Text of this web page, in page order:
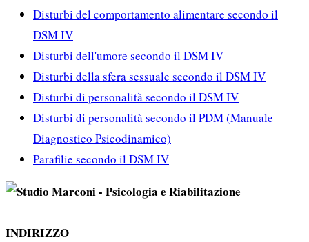
Disturbi del comportamento alimentare secondo il
DSM IV
Disturbi dell'umore secondo il DSM IV
Disturbi della sfera sessuale secondo il DSM IV
Disturbi di personalità secondo il DSM IV
Disturbi di personalità secondo il PDM (Manuale
Diagnostico Psicodinamico)
Parafilie secondo il DSM IV
INDIRIZZO